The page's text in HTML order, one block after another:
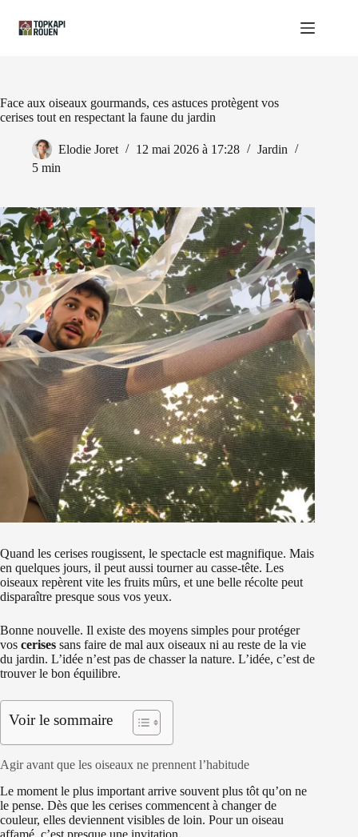
contenu
Face aux oiseaux gourmands, ces astuces protègent vos
cerises tout en respectant la faune du jardin
Elodie Joret 12 mai 2026 à 17:28
Jardin
5 min
Quand les cerises rougissent, le spectacle est magnifique. Mais
en quelques jours, il peut aussi tourner au casse-tête. Les
oiseaux repèrent vite les fruits mûrs, et une belle récolte peut
disparaître presque sous vos yeux.
Bonne nouvelle. Il existe des moyens simples pour protéger
vos cerises sans faire de mal aux oiseaux ni au reste de la vie
du jardin. L’idée n’est pas de chasser la nature. L’idée, c’est de
trouver le bon équilibre.
Voir le sommaire
Agir avant que les oiseaux ne prennent l’habitude
Le moment le plus important arrive souvent plus tôt qu’on ne
le pense. Dès que les cerises commencent à changer de
couleur, elles deviennent visibles de loin. Pour un oiseau
affamé, c’est presque une invitation.